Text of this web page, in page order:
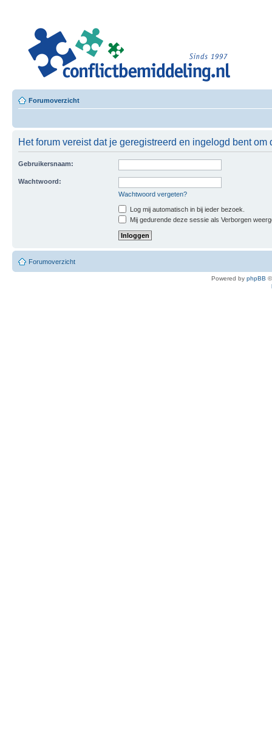
Forumoverzicht
Het forum vereist dat je geregistreerd en ingelogd bent
Gebruikersnaam:
Wachtwoord:
Wachtwoord vergeten?
Log mij automatisch in bij ieder bezoek.
Mij gedurende deze sessie als Verborgen
Forumoverzicht
Powered by phpBB